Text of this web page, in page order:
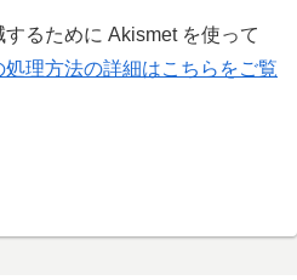
るために Akismet を使って
処理方法の詳細はこちらをご覧